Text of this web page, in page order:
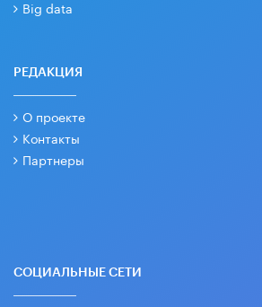
Big data
РЕДАКЦИЯ
О проекте
Контакты
Партнеры
СОЦИАЛЬНЫЕ СЕТИ